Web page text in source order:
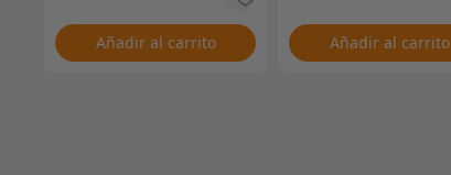
Añadir al carrito Añadir al carrito